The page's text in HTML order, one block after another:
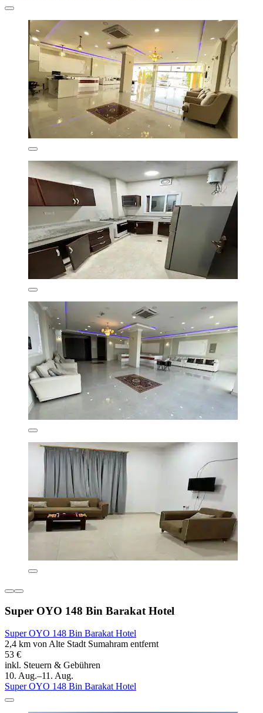
Super OYO 148 Bin Barakat Hotel
Super OYO 148 Bin Barakat Hotel
2,4 km von Alte Stadt Sumahram entfernt
53 €
inkl. Steuern & Gebühren
10. Aug.–11. Aug.
Super OYO 148 Bin Barakat Hotel